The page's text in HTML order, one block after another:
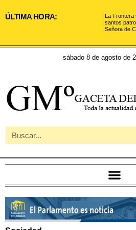
ÚLTIMA HORA:
La Frontera
santos
Señora de
sábado 8 de agosto de